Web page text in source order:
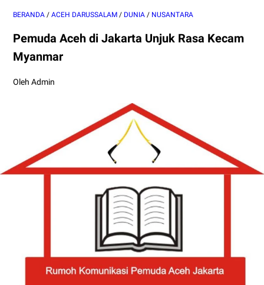
BERANDA / ACEH DARUSSALAM / DUNIA / NUSANTARA
Pemuda Aceh di Jakarta Unjuk Rasa Kecam
Myanmar
Oleh Admin